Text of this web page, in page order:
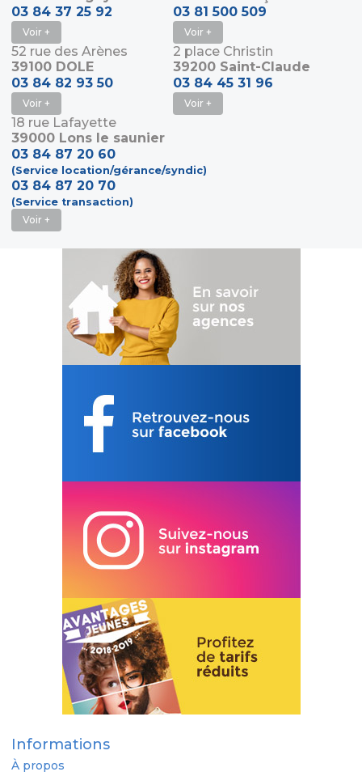
03 84 37 25 92
Voir +
03 81 500 509
Voir +
52 rue des Arènes
39100 DOLE
03 84 82 93 50
Voir +
2 place Christin
39200 Saint-Claude
03 84 45 31 96
Voir +
18 rue Lafayette
39000 Lons le saunier
03 84 87 20 60
(Service location/gérance/syndic)
03 84 87 20 70
(Service transaction)
Voir +
Informations
À propos